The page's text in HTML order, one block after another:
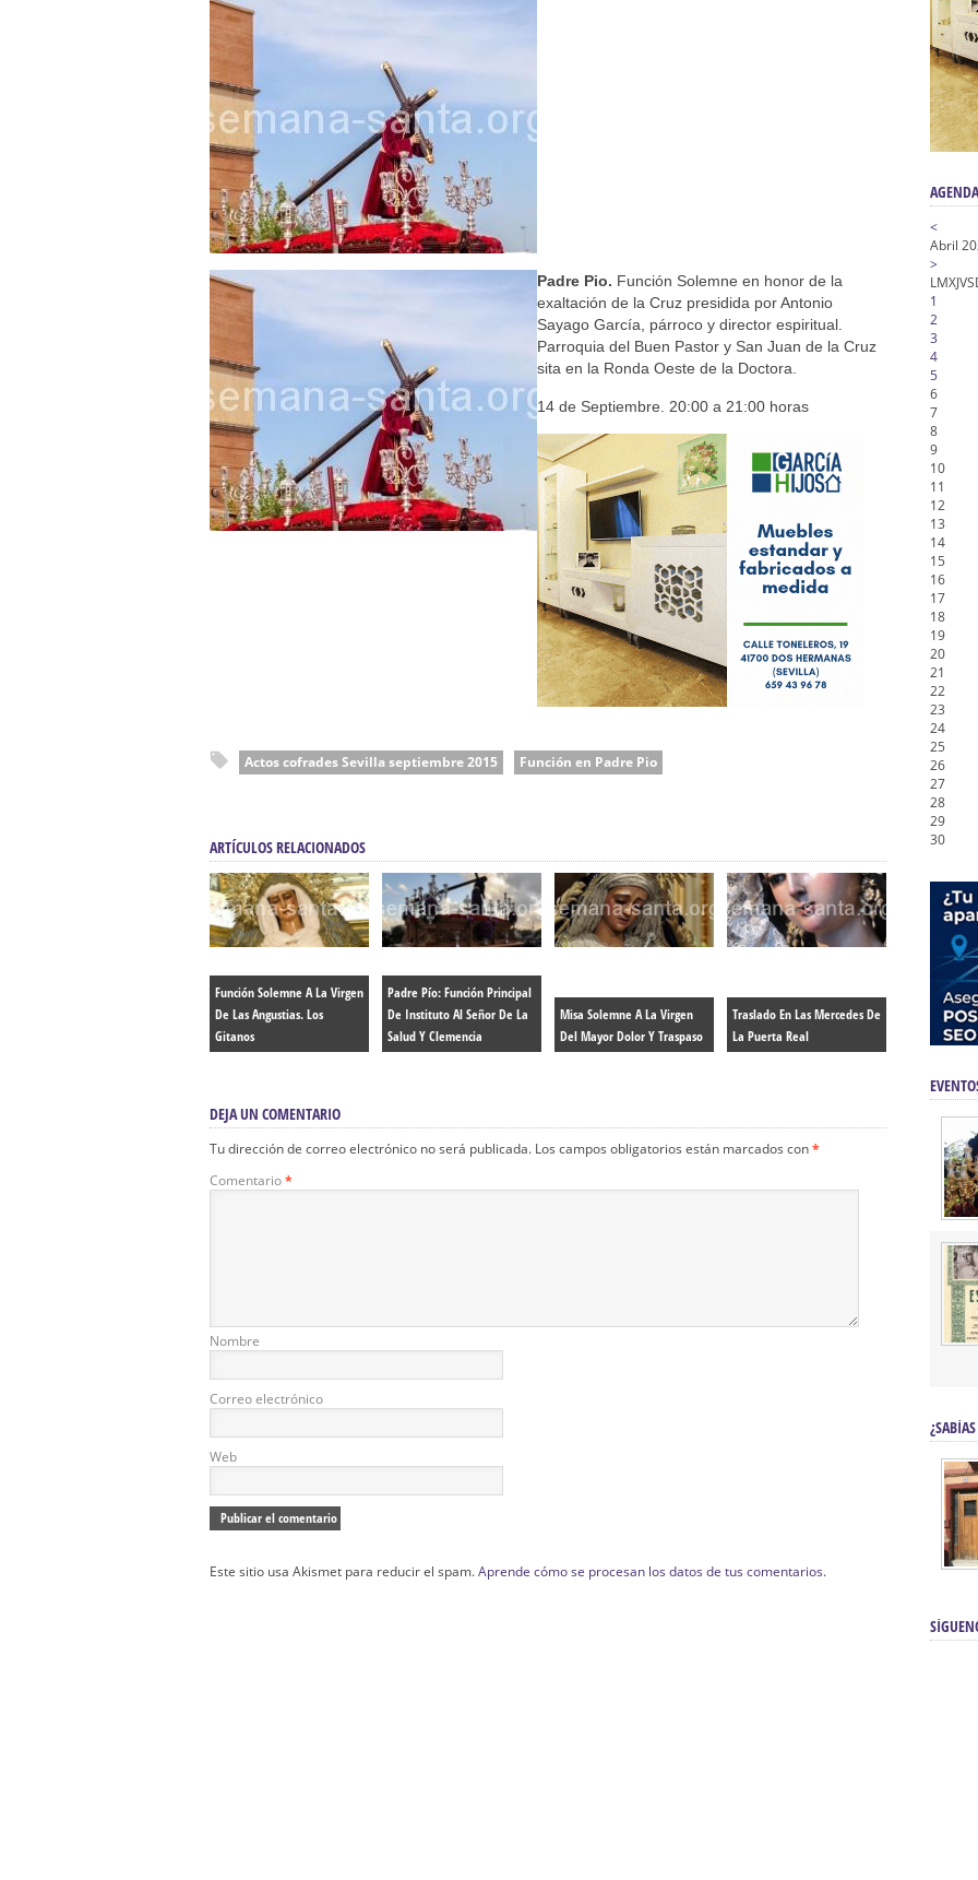
Besamanos del Señor de la Divina Misericordia, Vía Crucis y Traslado – Siete Palabras
Solemne y devoto Besapiés en honor de Nuestro Padre Jesús de la Pasión
Misa Solemne en honor a Nuestra Señora de Gracia y Esperanza – San Roque
Padre Pio. Función Solemne en honor de la
exaltación de la Cruz presidida por Antonio
Sayago García, párroco y director espiritual.
Parroquia del Buen Pastor y San Juan de la Cruz
sita en la Ronda Oeste de la Doctora.
14 de Septiembre. 20:00 a 21:00 horas
Actos cofrades Sevilla septiembre 2015 Función en Padre Pio
ARTÍCULOS RELACIONADOS
Función Solemne A La Virgen
De Las Angustias. Los
Gitanos
Padre Pío: Función Principal
De Instituto Al Señor De La
Salud Y Clemencia
Misa Solemne A La Virgen
Del Mayor Dolor Y Traspaso
Traslado En Las Mercedes De
La Puerta Real
DEJA UN COMENTARIO
Tu dirección de correo electrónico no será publicada. Los campos obligatorios están marcados con*
Comentario*
Nombre
Correo electrónico
Web
Este sitio usa Akismet para reducir el spam.Aprende cómo se procesan los datos de tus comentarios.
<
Abril
>
LMXJVS
1
2
3
4
5
6
7
8
9
10
11
12
13
14
15
16
17
18
19
20
21
22
23
24
25
26
27
28
29
30